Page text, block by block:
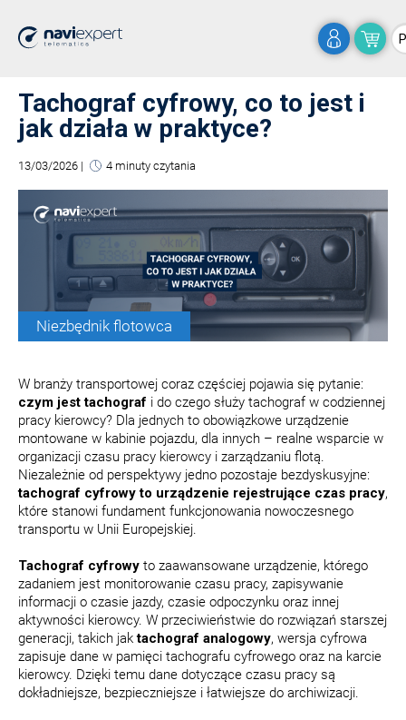
Tachograf cyfrowy, co to jest i
jak działa w praktyce?
13/03/2026 | 4 minuty czytania
Niezbędnik flotowca
W branży transportowej coraz częściej pojawia się pytanie:
czym jest tachograf i do czego służy tachograf w codziennej
pracy kierowcy? Dla jednych to obowiązkowe urządzenie
montowane w kabinie pojazdu, dla innych – realne wsparcie w
organizacji czasu pracy kierowcy i zarządzaniu flotą.
Niezależnie od perspektywy jedno pozostaje bezdyskusyjne:
tachograf cyfrowy to urządzenie rejestrujące czas pracy,
które stanowi fundament funkcjonowania nowoczesnego
transportu w Unii Europejskiej.
Tachograf cyfrowy to zaawansowane urządzenie, którego
zadaniem jest monitorowanie czasu pracy, zapisywanie
informacji o czasie jazdy, czasie odpoczynku oraz innej
aktywności kierowcy. W przeciwieństwie do rozwiązań starszej
generacji, takich jaktachograf analogowy, wersja cyfrowa
zapisuje dane w pamięci tachografu cyfrowego oraz na karcie
kierowcy. Dzięki temu dane dotyczące czasu pracy są
dokładniejsze, bezpieczniejsze i łatwiejsze do archiwizacji.